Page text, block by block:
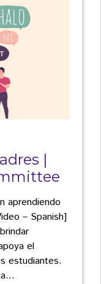
|
aprendiendo
– Spanish]
el
estudiantes.
…